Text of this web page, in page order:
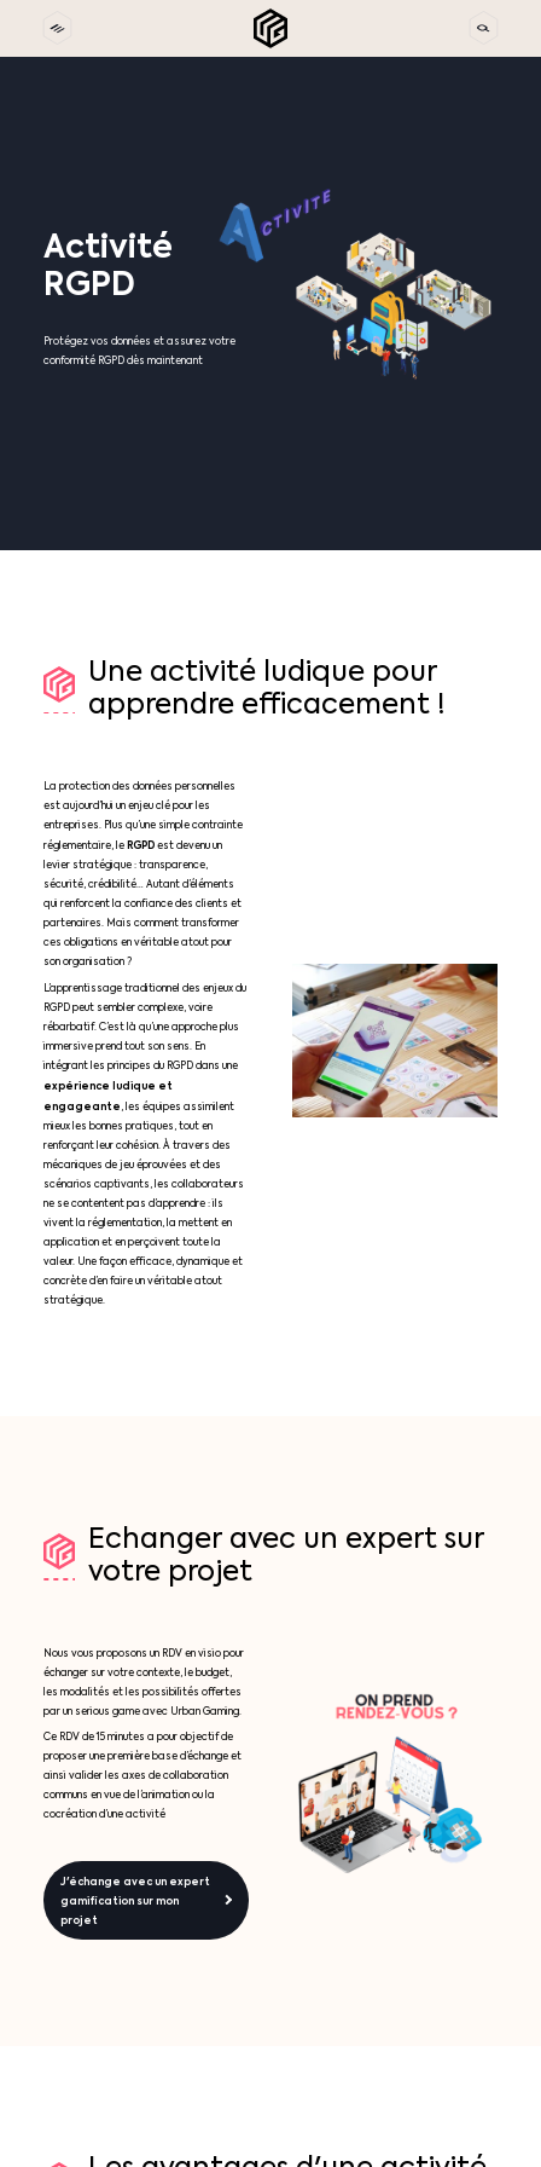
Activité
RGPD
Protégez vos données et assurez votre
conformité RGPD dès maintenant
Une activité ludique pour
apprendre efficacement !
La protection des données personnelles
est aujourd’hui un enjeu clé pour les
entreprises. Plus qu’une simple contrainte
réglementaire, leRGPDest devenu un
levier stratégique : transparence,
sécurité, crédibilité… Autant d’éléments
qui renforcent la confiance des clients et
partenaires. Mais comment transformer
ces obligations en véritable atout pour
son organisation ?
L’apprentissage traditionnel des enjeux du
RGPD peut sembler complexe, voire
rébarbatif. C’est là qu’une approche plus
immersive prend tout son sens. En
intégrant les principes du RGPD dans une
expérience ludique et
engageante, les équipes assimilent
mieux les bonnes pratiques, tout en
renforçant leur cohésion. À travers des
mécaniques de jeu éprouvées et des
scénarios captivants, les collaborateurs
ne se contentent pas d’apprendre : ils
vivent la réglementation, la mettent en
application et en perçoivent toute la
valeur. Une façon efficace, dynamique et
concrète d’en faire un véritable atout
stratégique.
Echanger avec un expert sur
votre projet
Nous vous proposons un RDV en visio pour
échanger sur votre contexte, le budget,
les modalités et les possibilités offertes
par un serious game avec Urban Gaming.
Ce RDV de 15 minutes a pour objectif de
proposer une première base d’échange et
ainsi valider les axes de collaboration
communs en vue de l’animation ou la
cocréation d’une activité
J'échange avec un expert
gamification sur mon
projet